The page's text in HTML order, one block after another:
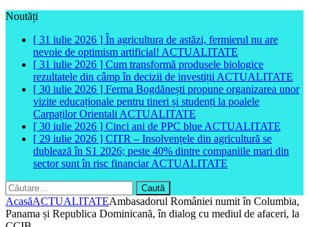
Noutăți
[ 31 iulie 2026 ] În agricultura de astăzi, fermierul nu are
nevoie de optimism artificial! ACTUALITATE
[ 31 iulie 2026 ] Cum transformă produsele biologice
rezultatele din câmp în decizii de investiții ACTUALITATE
[ 30 iulie 2026 ] Ferma Bogdănești propune organizarea unor
vizite educaționale pentru tineri și studenți la poalele
Carpaților Orientali ACTUALITATE
[ 30 iulie 2026 ] Cinci ani de PPC blue ACTUALITATE
[ 29 iulie 2026 ] CITR – Insolvențele din agricultură se
dublează în S1 2026; peste 40% dintre companiile mari din
sector sunt în risc financiarACTUALITATE
Caută
după:
AcasăACTUALITATEAmbasadorul României numit în Columbia,
Panama și Republica Dominicană, în dialog cu mediul de afaceri, la